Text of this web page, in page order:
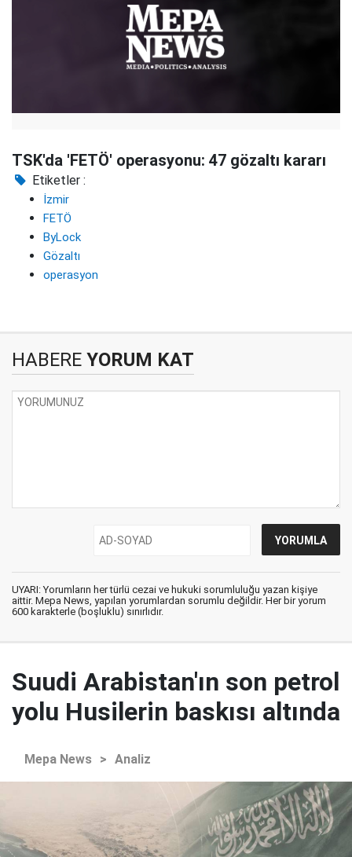
TSK'da 'FETÖ' operasyonu: 47 gözaltı kararı
Etiketler :
İzmir
FETÖ
ByLock
Gözaltı
operasyon
HABERE YORUM KAT
UYARI: Yorumların her türlü cezai ve hukuki sorumluluğu yazan kişiye
aittir. Mepa News, yapılan yorumlardan sorumlu değildir. Her bir yorum
600 karakterle (boşluklu) sınırlıdır.
Suudi Arabistan'ın son petrol
yolu Husilerin baskısı altında
Mepa News > Analiz